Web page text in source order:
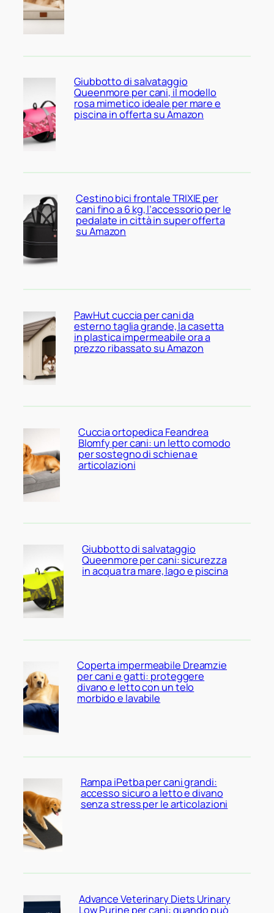
Giubbotto di salvataggio
Queenmore per cani, il modello
rosa mimetico ideale per mare e
piscina in offerta su Amazon
Cestino bici frontale TRIXIE per
cani fino a 6 kg, l’accessorio per le
pedalate in città in super offerta
su Amazon
PawHut cuccia per cani da
esterno taglia grande, la casetta
in plastica impermeabile ora a
prezzo ribassato su Amazon
Cuccia ortopedica Feandrea
Blomfy per cani: un letto comodo
per sostegno di schiena e
articolazioni
Giubbotto di salvataggio
Queenmore per cani: sicurezza
in acqua tra mare, lago e piscina
Coperta impermeabile Dreamzie
per cani e gatti: proteggere
divano e letto con un telo
morbido e lavabile
Rampa iPetba per cani grandi:
accesso sicuro a letto e divano
senza stress per le articolazioni
Advance Veterinary Diets Urinary
Low Purine per cani: quando può